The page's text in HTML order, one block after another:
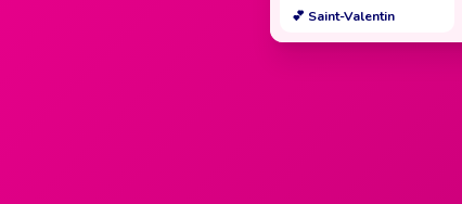
💕 Saint-Valentin